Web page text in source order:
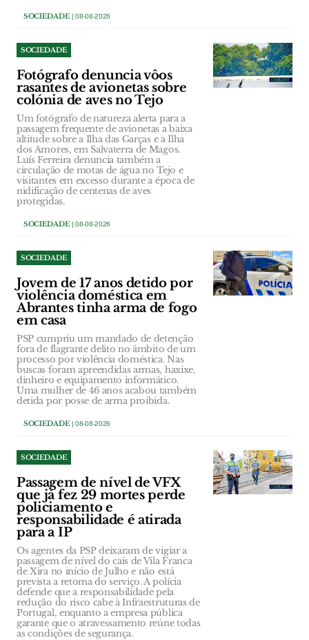
SOCIEDADE| 08-08-2026
SOCIEDADE
Fotógrafo denuncia vôos
rasantes de avionetas sobre
colónia de aves no Tejo
Um fotógrafo de natureza alerta para a
passagem frequente de avionetas a baixa
altitude sobre a Ilha das Garças e a Ilha
dos Amores, em Salvaterra de Magos.
Luís Ferreira denuncia também a
circulação de motas de água no Tejo e
visitantes em excesso durante a época de
nidificação de centenas de aves
protegidas.
SOCIEDADE| 08-08-2026
SOCIEDADE
Jovem de 17 anos detido por
violência doméstica em
Abrantes tinha arma de fogo
em casa
PSP cumpriu um mandado de detenção
fora de flagrante delito no âmbito de um
processo por violência doméstica. Nas
buscas foram apreendidas armas, haxixe,
dinheiro e equipamento informático.
Uma mulher de 46 anos acabou também
detida por posse de arma proibida.
SOCIEDADE| 08-08-2026
SOCIEDADE
Passagem de nível de VFX
que já fez 29 mortes perde
policiamento e
responsabilidade é atirada
para a IP
Os agentes da PSP deixaram de vigiar a
passagem de nível do cais de Vila Franca
de Xira no início de Julho e não está
prevista a retoma do serviço. A polícia
defende que a responsabilidade pela
redução do risco cabe à Infraestruturas de
Portugal, enquanto a empresa pública
garante que o atravessamento reúne todas
as condições de segurança.